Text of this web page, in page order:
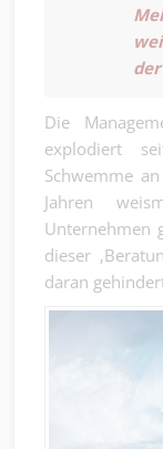
Die
explodiert
Schwemme
Jahren
Unternehmen
dieser
daran